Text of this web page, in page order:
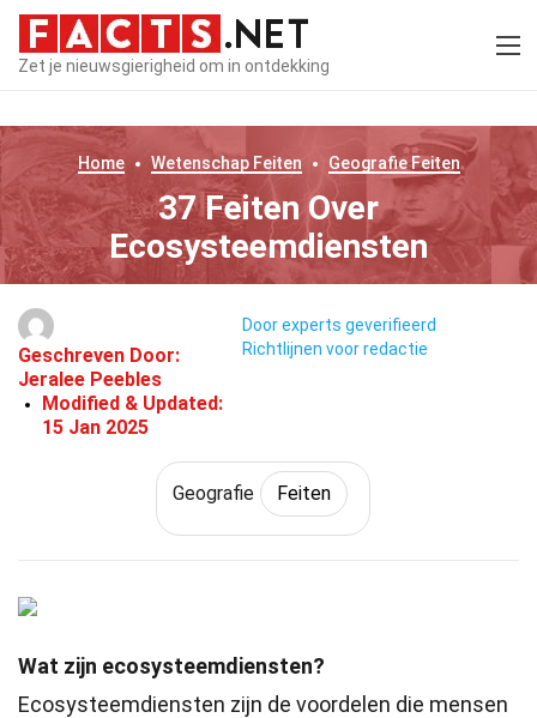
Zet je nieuwsgierigheid om in ontdekking
Home WetenschapFeiten GeografieFeiten
37 Feiten Over
Ecosysteemdiensten
Geschreven Door:
Jeralee Peebles
Modified & Updated:
15 Jan 2025
Door experts geverifieerd
Richtlijnen voor redactie
Geografie Feiten
Wat zijn ecosysteemdiensten?
Ecosysteemdiensten zijn de voordelen die mensen